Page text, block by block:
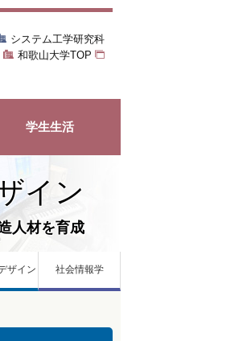
システム工学研究科
和歌山大学TOP
学生生活
イン
人材を育成
ザイン 社会情報学